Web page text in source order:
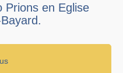
Prions en Eglise